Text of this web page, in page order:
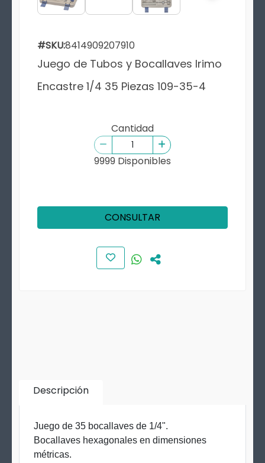
#SKU:8414909207910
Juego de Tubos y Bocallaves Irimo
Encastre 1/4 35 Piezas 109-35-4
Cantidad
9999 Disponibles
CONSULTAR
Descripción
Juego de 35 bocallaves de 1/4".
Bocallaves hexagonales en dimensiones
métricas.